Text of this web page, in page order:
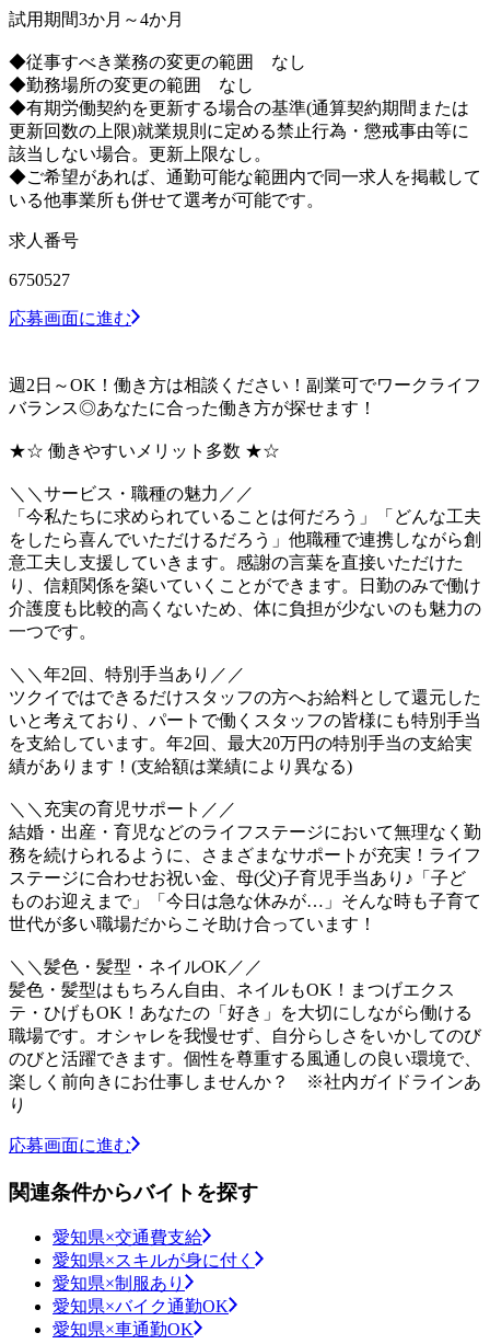
試用期間3か月～4か月
◆従事すべき業務の変更の範囲 なし
◆勤務場所の変更の範囲 なし
◆有期労働契約を更新する場合の基準(通算契約期間または
更新回数の上限)就業規則に定める禁止行為・懲戒事由等に
該当しない場合。更新上限なし。
◆ご希望があれば、通勤可能な範囲内で同一求人を掲載して
いる他事業所も併せて選考が可能です。
求人番号
6750527
応募画面に進む
週2日～OK！働き方は相談ください！副業可でワークライフ
バランス◎あなたに合った働き方が探せます！
★☆ 働きやすいメリット多数 ★☆
＼＼サービス・職種の魅力／／
「今私たちに求められていることは何だろう」「どんな工夫
をしたら喜んでいただけるだろう」他職種で連携しながら創
意工夫し支援していきます。感謝の言葉を直接いただけた
り、信頼関係を築いていくことができます。日勤のみで働け
介護度も比較的高くないため、体に負担が少ないのも魅力の
一つです。
＼＼年2回、特別手当あり／／
ツクイではできるだけスタッフの方へお給料として還元した
いと考えており、パートで働くスタッフの皆様にも特別手当
を支給しています。年2回、最大20万円の特別手当の支給実
績があります！(支給額は業績により異なる)
＼＼充実の育児サポート／／
結婚・出産・育児などのライフステージにおいて無理なく勤
務を続けられるように、さまざまなサポートが充実！ライフ
ステージに合わせお祝い金、母(父)子育児手当あり♪「子ど
ものお迎えまで」「今日は急な休みが…」そんな時も子育て
世代が多い職場だからこそ助け合っています！
＼＼髪色・髪型・ネイルOK／／
髪色・髪型はもちろん自由、ネイルもOK！まつげエクス
テ・ひげもOK！あなたの「好き」を大切にしながら働ける
職場です。オシャレを我慢せず、自分らしさをいかしてのび
のびと活躍できます。個性を尊重する風通しの良い環境で、
楽しく前向きにお仕事しませんか？ ※社内ガイドラインあ
り
応募画面に進む
関連条件からバイトを探す
愛知県×交通費支給
愛知県×スキルが身に付く
愛知県×制服あり
愛知県×バイク通勤OK
愛知県×車通勤OK